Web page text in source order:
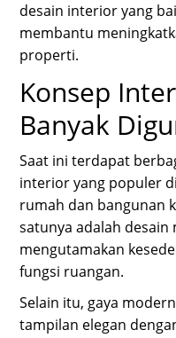
desain interior yang
membantu
properti.
Konsep
Banyak
Saat ini terdapat
interior yang populer
rumah dan bangunan
satunya adalah desain
mengutamakan
fungsi ruangan.
Selain itu, gaya
tampilan elegan